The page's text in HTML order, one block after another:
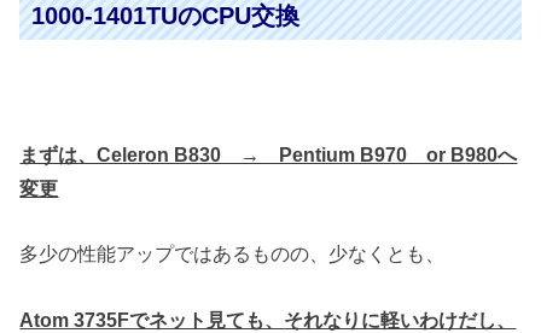
1000-1401TUのCPU交換
まずは、Celeron B830 → Pentium B970 or B980へ
変更
多少の性能アップではあるものの、少なくとも、
Atom 3735Fでネット見ても、 それなりに軽いわけだし、